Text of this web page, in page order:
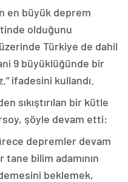
en büyük deprem
olduğunu
Türkiye de dahil
9 büyüklüğünde bir
ifadesini kullandı.
sıkıştırılan bir kütle
şöyle devam etti:
depremler devam
tane bilim adamının
beklemek,